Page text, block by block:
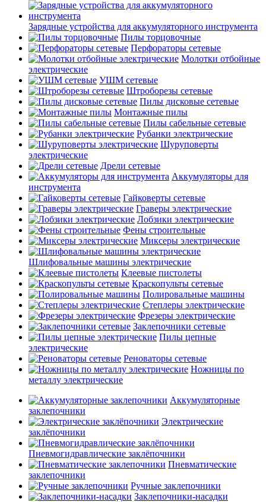
Зарядные устройства для аккумуляторного инструмента
Пилы торцовочные
Перфораторы сетевые
Молотки отбойные
электрические
УШМ сетевые
Штроборезы сетевые
Пилы дисковые сетевые
Монтажные пилы
Пилы сабельные сетевые
Рубанки электрические
Шуруповерты
электрические
Дрели сетевые
Аккумуляторы для
инструмента
Гайковерты сетевые
Граверы электрические
Лобзики электрические
Фены строительные
Миксеры электрические
Шлифовальные машины электрические
Клеевые пистолеты
Краскопульты сетевые
Полировальные машины
Степлеры электрические
Фрезеры электрические
Заклепочники сетевые
Пилы цепные
электрические
Реноваторы сетевые
Ножницы по
металлу электрические
Аккумуляторные
заклепочники
Электрические
заклёпочники
Пневмогидравлические заклёпочники
Пневматические
заклепочники
Ручные заклепочники
Заклепочники-насадки